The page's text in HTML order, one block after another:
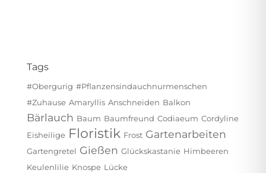
Tags
#obergurig #pflanzensindauchnurmenschen
#zuhause Amaryllis Anschneiden Balkon
Bärlauch Baum Baumfreund Codiaeum Cordyline
Eisheilige Floristik Frost Gartenarbeiten
Gartengretel Gießen Glückskastanie Himbeeren
Keulenlilie Knospe Lücke